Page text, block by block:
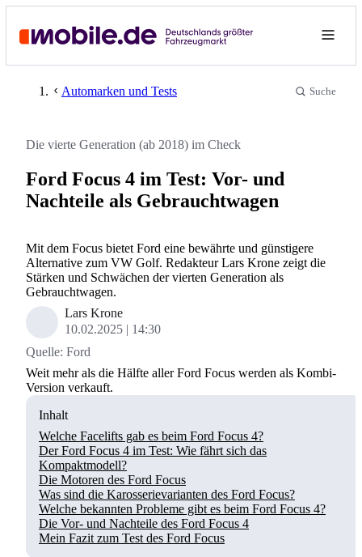
Automarken und Tests Suche
Die vierte Generation (ab 2018) im Check
Ford Focus 4 im Test: Vor- und
Nachteile als Gebrauchtwagen
Mit dem Focus bietet Ford eine bewährte und günstigere
Alternative zum VW Golf. Redakteur Lars Krone zeigt die
Stärken und Schwächen der vierten Generation als
Gebrauchtwagen.
Lars Krone
10.02.2025
14:30
Inhalt
Welche Facelifts gab es beim Ford Focus 4?
Der Ford Focus 4 im Test: Wie fährt sich das
Kompaktmodell?
Die Motoren des Ford Focus
Was sind die Karosserievarianten des Ford Focus?
Welche bekannten Probleme gibt es beim Ford Focus 4?
Die Vor- und Nachteile des Ford Focus 4
Mein Fazit zum Test des Ford Focus
Quelle: Ford
Weit mehr als die Hälfte aller Ford Focus werden als Kombi-
Version verkauft.